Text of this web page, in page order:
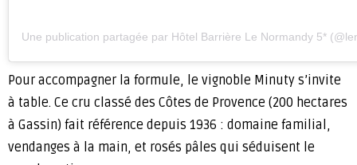
Une publication partagée par Hôtel Barrière Le Normandy 5*
Pour accompagner la formule, le vignoble Minuty s’invite
à table. Ce cru classé des Côtes de Provence (200 hectares
à Gassin) fait référence depuis 1936 : domaine familial,
vendanges à la main, et rosés pâles qui séduisent le